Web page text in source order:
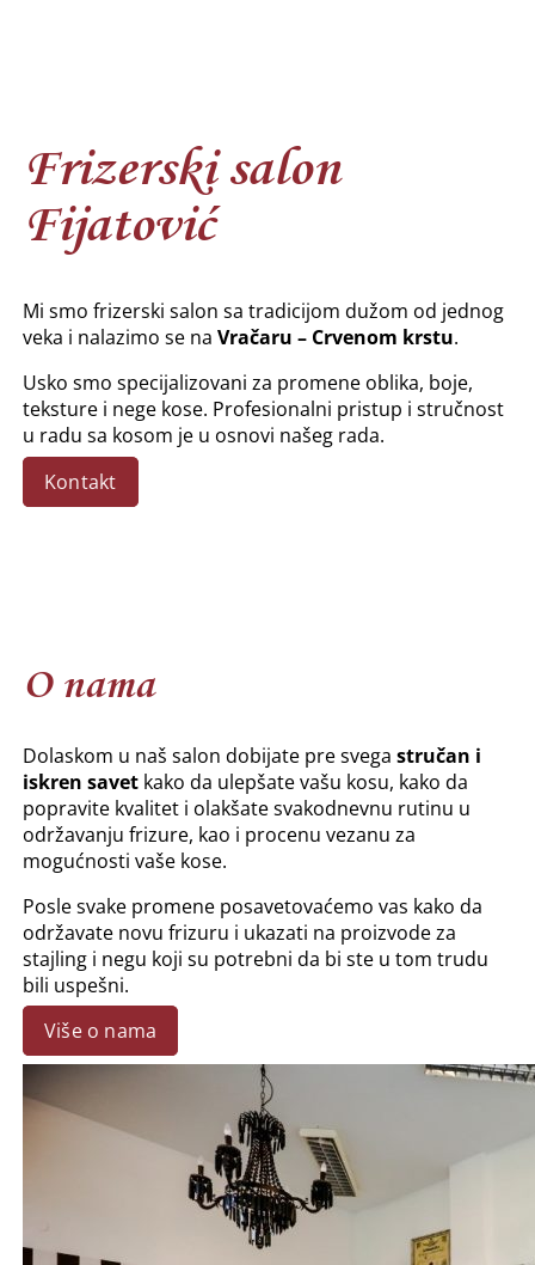
Frizerski salon
Fijatović
Mi smo frizerski salon sa tradicijom dužom od jednog
veka i nalazimo se na Vračaru – Crvenom krstu.
Usko smo specijalizovani za promene oblika, boje,
teksture i nege kose. Profesionalni pristup i stručnost
u radu sa kosom je u osnovi našeg rada.
Kontakt
O nama
Dolaskom u naš salon dobijate pre svega stručan i
iskren savetkako da ulepšate vašu kosu, kako da
popravite kvalitet i olakšate svakodnevnu rutinu u
održavanju frizure, kao i procenu vezanu za
mogućnosti vaše kose.
Posle svake promene posavetovaćemo vas kako da
održavate novu frizuru i ukazati na proizvode za
stajling i negu koji su potrebni da bi ste u tom trudu
bili uspešni.
Više o nama